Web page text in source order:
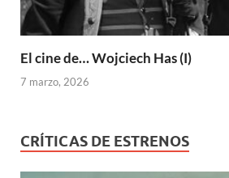
El cine de… Wojciech Has (I)
7 marzo, 2026
CRÍTICAS DE ESTRENOS